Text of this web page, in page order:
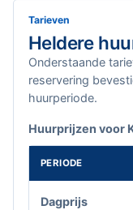
Tarieven
Heldere
Onderstaande
reservering
huurperiode.
Huurprijzen voor
PERIODE
Dagprijs